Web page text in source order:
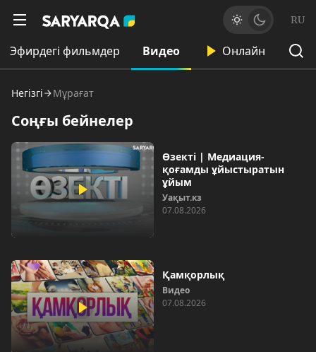
RU
Эфирдегі фильмдер Видео Онлайн
Негізгі Мұрағат
Соңғы бейнелер
Өзекті | Медиация-
қоғамды ұйыстыратын
ұйым
Уақыт.кз
07.08.2026
Қамқорлық
Видео
07.08.2026